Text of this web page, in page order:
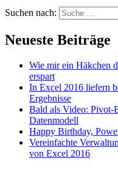
Suchen nach:
Neueste Beiträge
Wie mir ein Häkchen
erspart
In Excel 2016 liefern
Ergebnisse
Bald als Video: Pivot-
Datenmodell
Happy Birthday,
Vereinfachte
von Excel 2016